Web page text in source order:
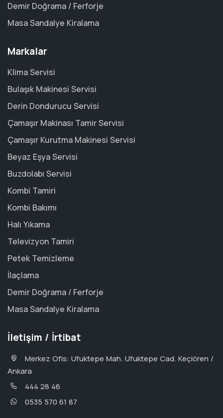
Demir Doğrama / Ferforje
Masa Sandalye Kiralama
Markalar
Klima Servisi
Bulaşık Makinesi Servisi
Derin Dondurucu Servisi
Çamaşır Makinası Tamir Servisi
Çamaşır Kurutma Makinesi Servisi
Beyaz Eşya Servisi
Buzdolabı Servisi
Kombi Tamiri
Kombi Bakımı
Halı Yıkama
Televizyon Tamiri
Petek Temizleme
İlaçlama
Demir Doğrama / Ferforje
Masa Sandalye Kiralama
İletişim / İrtibat
Merkez Ofis: Ufuktepe Mah. Ufuktepe Cad. Keçiören /
Ankara
444 28 46
0535 570 61 87